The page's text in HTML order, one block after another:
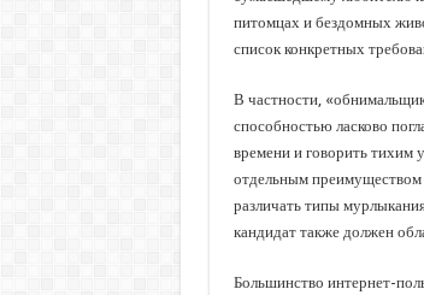
питомцах и бездомных
список конкретных
В частности,
способностью ласково
времени и говорить тихим
отдельным преимуществом
различать типы
кандидат также должен
Большинство интернет-